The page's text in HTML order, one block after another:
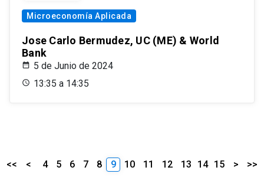
Microeconomía Aplicada
Jose Carlo Bermudez, UC (ME) & World
Bank
5 de Junio de 2024
13:35 a 14:35
<< < 4 5 6 7 8 9 10 11 12 13 14 15 > >>